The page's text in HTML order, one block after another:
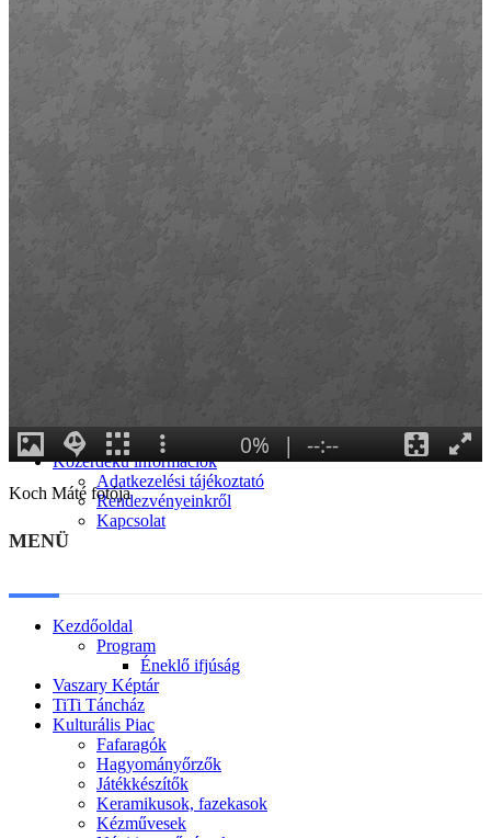
Kezdőoldal
Program
Éneklő ifjúság
Vaszary Képtár
TiTi Táncház
Keramikusok, fazekasok
Tankatalógusok
Adatvédelmi tájékoztató
Közérdekű információk
Adatkezelési tájékoztató
Rendezvényeinkről
Kapcsolat
Koch Máté fotója
MENÜ
Kezdőoldal
Program
Éneklő ifjúság
Vaszary Képtár
TiTi Táncház
Kulturális Piac
Fafaragók
Hagyományőrzők
Játékkészítők
Keramikusok, fazekasok
Kézművesek